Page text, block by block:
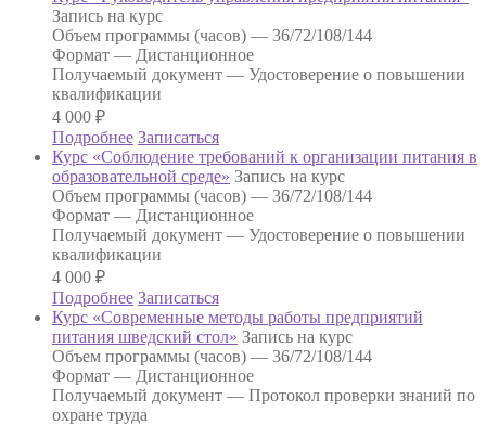
Запись на курс
Объем программы (часов) — 36/72/108/144
Формат — Дистанционное
Получаемый документ — Удостоверение о повышении
квалификации
4 000 ₽
Подробнее Записаться
Курс «Соблюдение требований к организации питания в
образовательной среде» Запись на курс
Объем программы (часов) — 36/72/108/144
Формат — Дистанционное
Получаемый документ — Удостоверение о повышении
квалификации
4 000 ₽
Подробнее Записаться
Курс «Современные методы работы предприятий
питания шведский стол» Запись на курс
Объем программы (часов) — 36/72/108/144
Формат — Дистанционное
Получаемый документ — Протокол проверки знаний по
охране труда